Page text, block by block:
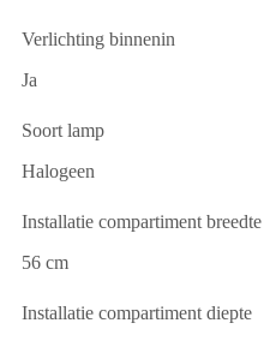
Verlichting binnenin
Ja
Soort lamp
Halogeen
Installatie compartiment breedte
56 cm
Installatie compartiment diepte